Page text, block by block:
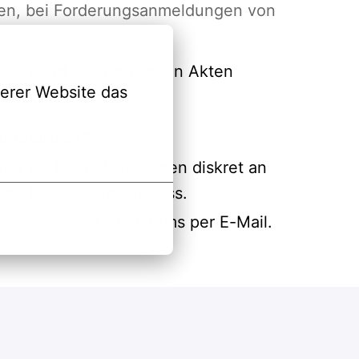
Website das
bei Forderungsanmeldungen von
und elektronischen Akten
lebt?
wir Deine Unterlagen diskret an
Bewerbungsprozess.
Eintrittsdatums per E-Mail.